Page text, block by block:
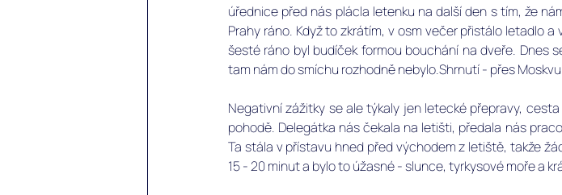
úřednice před nás plácla letenku na další den s tím, že
Prahy ráno. Když to zkrátím, v osm večer přistálo letadlo
šesté ráno byl budíček formou bouchání na dveře. Dnes
tam nám do smíchu rozhodně nebylo.Shrnutí - přes
Negativní zážitky se ale týkaly jen letecké přepravy,
pohodě. Delegátka nás čekala na letišti, předala nás
Ta stála v přístavu hned před východem z letiště, takže
15 - 20 minut a bylo to úžasné - slunce, tyrkysové moře a